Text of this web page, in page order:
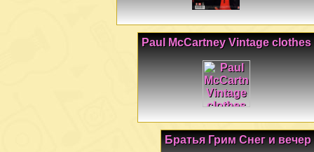
Paul McCartney Vintage clothes
Братья Грим Снег и вечер